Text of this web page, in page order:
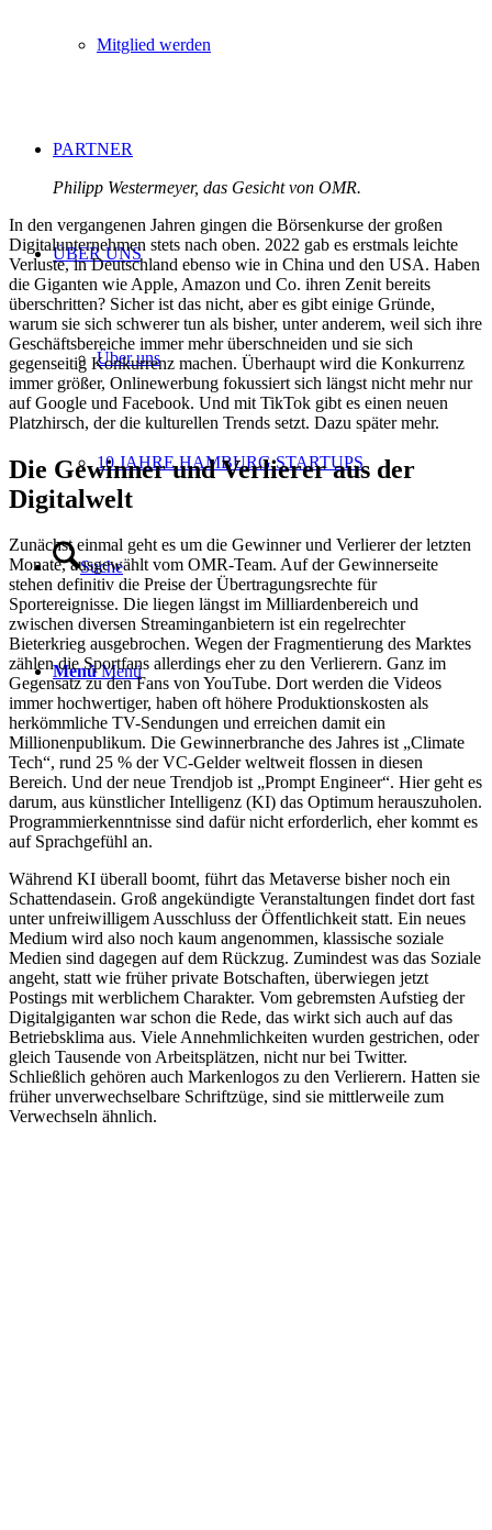
Mitglied werden
PARTNER
ÜBER UNS
Über uns
10 JAHRE HAMBURG STARTUPS
Suche
Menü Menü
Philipp Westermeyer, das Gesicht von OMR.
In den vergangenen Jahren gingen die Börsenkurse der großen
Digitalunternehmen stets nach oben. 2022 gab es erstmals leichte
Verluste, in Deutschland ebenso wie in China und den USA. Haben
die Giganten wie Apple, Amazon und Co. ihren Zenit bereits
überschritten? Sicher ist das nicht, aber es gibt einige Gründe,
warum sie sich schwerer tun als bisher, unter anderem, weil sich ihre
Geschäftsbereiche immer mehr überschneiden und sie sich
gegenseitig Konkurrenz machen. Überhaupt wird die Konkurrenz
immer größer, Onlinewerbung fokussiert sich längst nicht mehr nur
auf Google und Facebook. Und mit TikTok gibt es einen neuen
Platzhirsch, der die kulturellen Trends setzt. Dazu später mehr.
Die Gewinner und Verlierer aus der
Digitalwelt
Zunächst einmal geht es um die Gewinner und Verlierer der letzten
Monate, ausgewählt vom OMR-Team. Auf der Gewinnerseite
stehen definitiv die Preise der Übertragungsrechte für
Sportereignisse. Die liegen längst im Milliardenbereich und
zwischen diversen Streaminganbietern ist ein regelrechter
Bieterkrieg ausgebrochen. Wegen der Fragmentierung des Marktes
zählen die Sportfans allerdings eher zu den Verlierern. Ganz im
Gegensatz zu den Fans von YouTube. Dort werden die Videos
immer hochwertiger, haben oft höhere Produktionskosten als
herkömmliche TV-Sendungen und erreichen damit ein
Millionenpublikum. Die Gewinnerbranche des Jahres ist „Climate
Tech“, rund 25 % der VC-Gelder weltweit flossen in diesen
Bereich. Und der neue Trendjob ist „Prompt Engineer“. Hier geht es
darum, aus künstlicher Intelligenz (KI) das Optimum herauszuholen.
Programmierkenntnisse sind dafür nicht erforderlich, eher kommt es
auf Sprachgefühl an.
Während KI überall boomt, führt das Metaverse bisher noch ein
Schattendasein. Groß angekündigte Veranstaltungen findet dort fast
unter unfreiwilligem Ausschluss der Öffentlichkeit statt. Ein neues
Medium wird also noch kaum angenommen, klassische soziale
Medien sind dagegen auf dem Rückzug. Zumindest was das Soziale
angeht, statt wie früher private Botschaften, überwiegen jetzt
Postings mit werblichem Charakter. Vom gebremsten Aufstieg der
Digitalgiganten war schon die Rede, das wirkt sich auch auf das
Betriebsklima aus. Viele Annehmlichkeiten wurden gestrichen, oder
gleich Tausende von Arbeitsplätzen, nicht nur bei Twitter.
Schließlich gehören auch Markenlogos zu den Verlierern. Hatten sie
früher unverwechselbare Schriftzüge, sind sie mittlerweile zum
Verwechseln ähnlich.